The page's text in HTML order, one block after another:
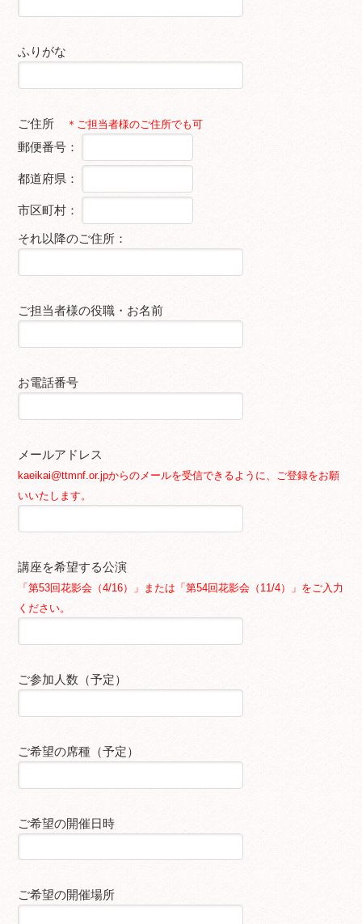
ふりがな
ご住所 ＊ご担当者様のご住所でも可
郵便番号：
都道府県：
市区町村：
それ以降のご住所：
ご担当者様の役職・お名前
お電話番号
メールアドレス
kaeikai@ttmnf.or.jpからのメールを受信できるように、ご登録をお願
いいたします。
講座を希望する公演
「第53回花影会（4/16）」または「第54回花影会（11/4）」をご入力
ください。
ご参加人数（予定）
ご希望の席種（予定）
ご希望の開催日時
ご希望の開催場所